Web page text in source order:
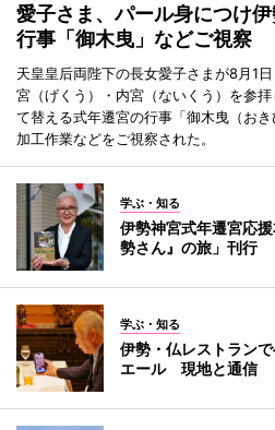
愛子さま、パール身につけ
行事「御木曳」などご視察
天皇皇后両陛下の長女愛子さまが8月1
宮（げくう）・内宮（ないくう）を参
て替える式年遷宮の行事「御木曳（お
加工作業などをご視察された。
学ぶ・知る
伊勢神宮式年遷宮応
勢さん』の旅」刊行
学ぶ・知る
伊勢・仏レストラン
エール 現地と通信